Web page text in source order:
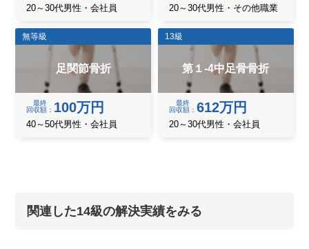
20～30代男性・会社員 20～30代男性・その他職業
無等級
足関節骨折
最終
回収額
100万円
40～50代男性・会社員
13級
第１-4中足骨骨折
最終
回収額
612万円
20～30代男性・会社員
関連した14級の解決実績をみる